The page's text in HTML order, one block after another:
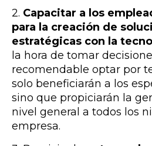
2. Capacitar a los
para la creación de
estratégicas con la
la hora de tomar
recomendable optar por
solo beneficiarán a los
sino que propiciarán la
nivel general a todos los
empresa.